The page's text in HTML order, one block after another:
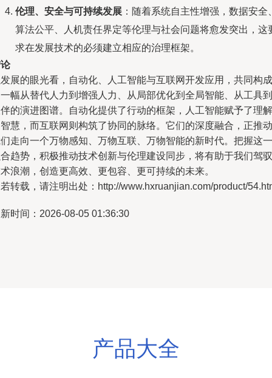
伦理、安全与可持续发展 ：随着系统自主性增强，数据安全
算法公平、人机责任界定等伦理与社会问题将愈发突出，这
求在发展技术的必须建立相应的治理框架。
展的眼光看，自动化、人工智能与互联网开发应用，共同构成
幅从替代人力到增强人力、从局部优化到全局智能、从工具到
的演进图谱。自动化提供了行动的框架，人工智能赋予了理解
慧，而互联网则构筑了协同的脉络。它们的深度融合，正推动
走向一个万物感知、万物互联、万物智能的新时代。把握这一
趋势，积极推动技术创新与伦理建设同步，将有助于我们驾驭
浪潮，创造更高效、更包容、更可持续的未来。
转载，请注明出处：http://www.hxruanjian.com/product/
时间：2026-08-05 01:36:30
产品大全